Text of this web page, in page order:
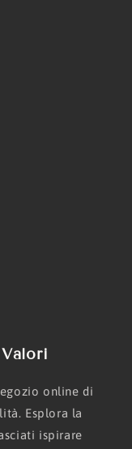
online di
Esplora la
ispirare